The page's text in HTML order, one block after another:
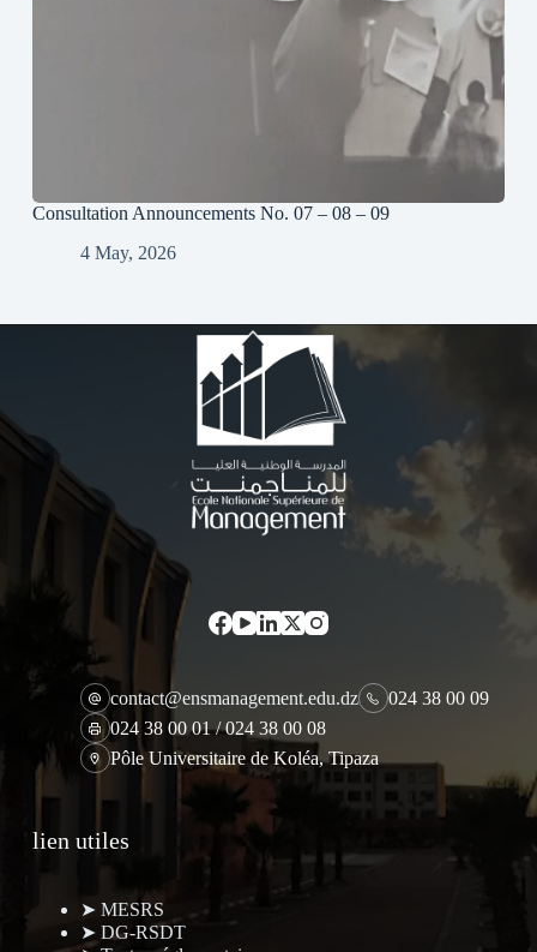
Consultation Announcements No. 07 – 08 – 09
4 May, 2026
contact@ensmanagement.edu.dz
024 38 00 09
024 38 00 01 / 024 38 00 08
Pôle Universitaire de Koléa, Tipaza
lien utiles
➤ MESRS
➤ DG-RSDT